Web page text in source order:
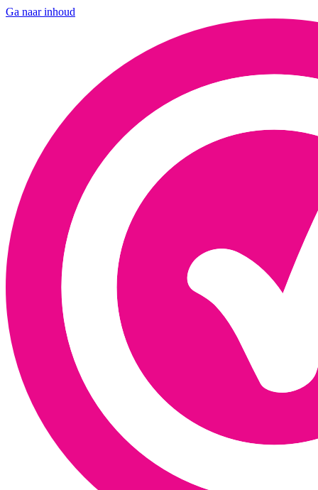
Ga naar inhoud